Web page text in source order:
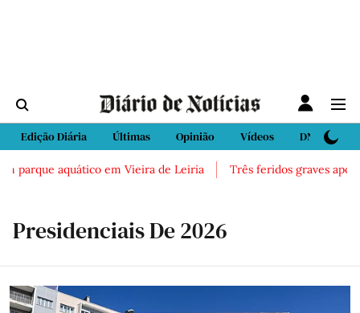
Edição Diária Últimas Opinião Vídeos DN Sport
aquático em Vieira de Leiria Três feridos graves após
Presidenciais De 2026